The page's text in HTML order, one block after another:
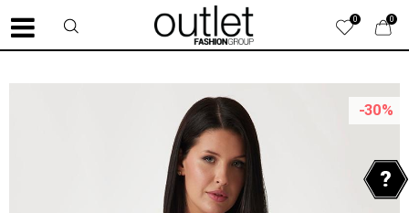
0
0
-30%